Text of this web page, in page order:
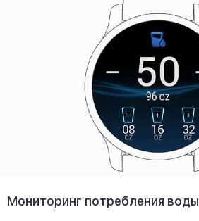
Мониторинг потребления воды